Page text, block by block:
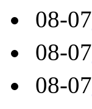
08-07
08-07
08-07